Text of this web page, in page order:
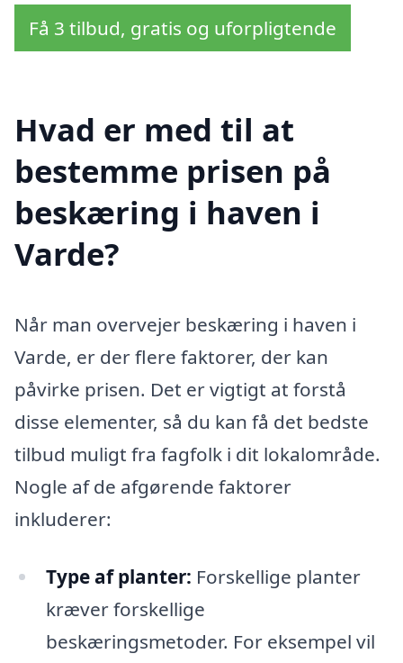
Få 3 tilbud, gratis og uforpligtende
Hvad er med til at
bestemme prisen på
beskæring i haven i
Varde?
Når man overvejer beskæring i haven i
Varde, er der flere faktorer, der kan
påvirke prisen. Det er vigtigt at forstå
disse elementer, så du kan få det bedste
tilbud muligt fra fagfolk i dit lokalområde.
Nogle af de afgørende faktorer
inkluderer:
Type af planter: Forskellige planter
kræver forskellige
beskæringsmetoder. For eksempel vil